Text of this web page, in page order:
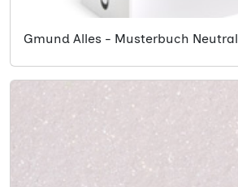
Gmund Alles - Musterbuch Neutral